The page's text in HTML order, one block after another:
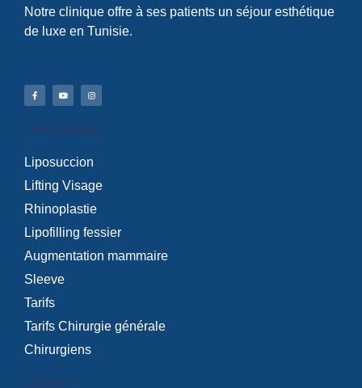
Notre clinique offre à ses patients un séjour esthétique
de luxe en Tunisie.
Liens Utiles
Liposuccion
Lifting Visage
Rhinoplastie
Lipofilling fessier
Augmentation mammaire
Sleeve
Tarifs
Tarifs Chirurgie générale
Chirurgiens
Contact